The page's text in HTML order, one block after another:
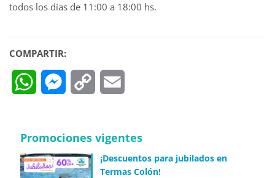
todos los días de 11:00 a 18:00 hs.
COMPARTIR:
WhatsAppMessenger
Copy
Promociones vigentes
¡Descuentos para jubilados en
Termas Colón!